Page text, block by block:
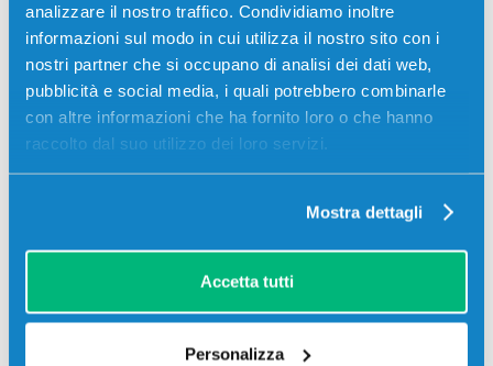
analizzare il nostro traffico. Condividiamo inoltre
informazioni sul modo in cui utilizza il nostro sito con i
nostri partner che si occupano di analisi dei dati web,
pubblicità e social media, i quali potrebbero combinarle
con altre informazioni che ha fornito loro o che hanno
raccolto dal suo utilizzo dei loro servizi.
Mostra dettagli
Accetta tutti
Personalizza
Tamburo compatibile Oki DR712M